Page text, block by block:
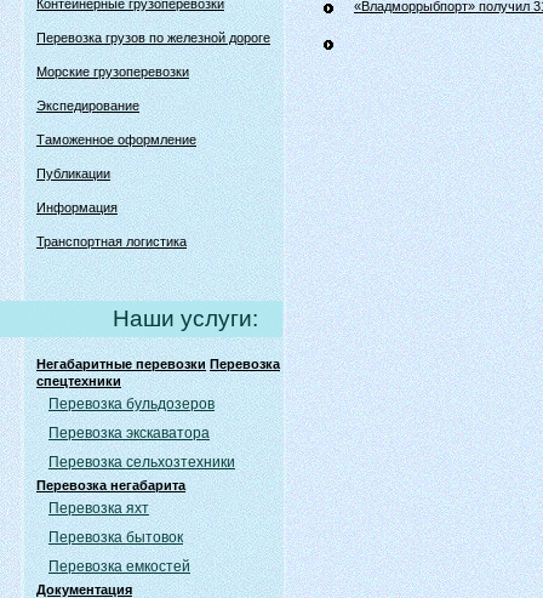
Контейнерные грузоперевозки
Перевозка грузов по железной дороге
Морские грузоперевозки
Экспедирование
Таможенное оформление
Публикации
Информация
Транспортная логистика
Наши услуги:
Негабаритные перевозки Перевозка
спецтехники
Перевозка бульдозеров
Перевозка экскаватора
Перевозка сельхозтехники
Перевозка негабарита
Перевозка яхт
Перевозка бытовок
Перевозка емкостей
Документация
«Владморрыбпорт» получил